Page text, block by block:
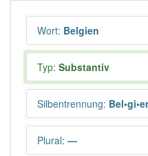
Wort: Belgien
Typ: Substantiv
Silbentrennung:
Plural: —